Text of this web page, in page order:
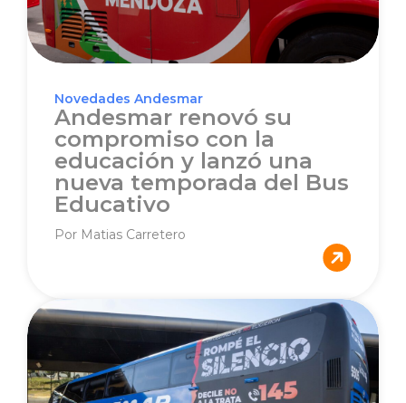
Novedades Andesmar
Andesmar renovó su
compromiso con la
educación y lanzó una
nueva temporada del Bus
Educativo
Por Matias Carretero